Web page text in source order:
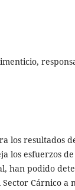
los resultados
los esfuerzos
han podido
Cárnico a